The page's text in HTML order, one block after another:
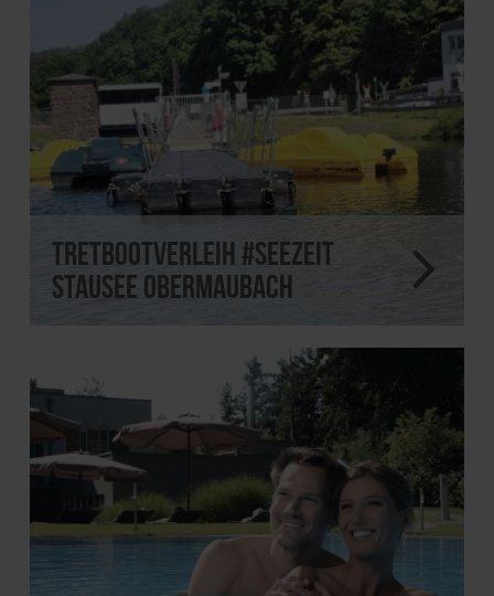
Tretbootverleih #Seezeit
Stausee Obermaubach